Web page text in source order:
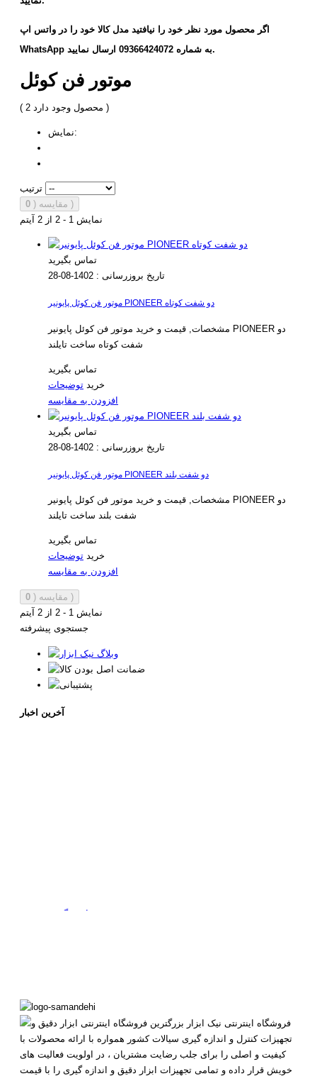
اگر محصول مورد نظر خود را نیافتید مدل کالا خود را در واتس اپ
WhatsApp به شماره 09366424072 ارسال نمایید.
( 2 محصول وجود دارد )
نمایش:
ترتیب
مقایسه ( 0
)
نمایش 1 - 2 از 2 آیتم
تماس بگیرید
تاریخ بروزرسانی : 1402-08-28
موتور فن کوئل پایونیر PIONEER دو شفت کوتاه
مشخصات, قیمت و خرید موتور فن کوئل پایونیر PIONEER دو
شفت کوتاه ساخت تایلند
تماس بگیرید
خرید توضیحات
افزودن به مقایسه
تماس بگیرید
تاریخ بروزرسانی : 1402-08-28
موتور فن کوئل پایونیر PIONEER دو شفت بلند
مشخصات, قیمت و خرید موتور فن کوئل پایونیر PIONEER دو
شفت بلند ساخت تایلند
تماس بگیرید
خرید توضیحات
افزودن به مقایسه
مقایسه ( 0
)
نمایش 1 - 2 از 2 آیتم
جستجوی پیشرفته
آخرین اخبار
بعلت نواسانات قیمت ارز قبل از سفارش انلاین در تلگرام و
واتساپ هماهنگ کنید.
فروشگاه اینترنتی نیک ابزار بزرگترین فروشگاه اینترنتی ابزار دقیق و
تجهیزات کنترل و اندازه گیری سیالات کشور همواره با ارائه محصولات با
کیفیت و اصلی را برای جلب رضایت مشتریان ، در اولویت فعالیت های
خویش قرار داده و تمامی تجهیزات ابزار دقیق و اندازه گیری را با قیمت